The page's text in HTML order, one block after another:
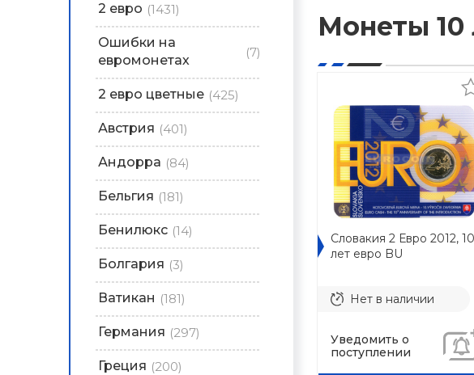
2 евро (1431)
Ошибки на
евромонетах
(7)
2 евро цветные (425)
Австрия (401)
Андорра (84)
Бельгия (181)
Бенилюкс (14)
Болгария (3)
Ватикан (181)
Германия (297)
Греция (200)
Монеты 10
Словакия 2 Евро 2012, 10
лет евро BU
Нет в наличии
Уведомить о
поступлении